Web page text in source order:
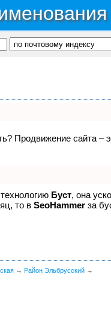
Продвижение сайта
Буст, она
то в SeoHammer за
→ Район Эльбрусский →